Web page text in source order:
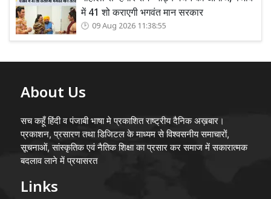
में 41 शो कराएगी भगवंत मान सरकार
09 Aug 2026 11:38:55
About Us
सच कहूँ हिंदी व पंजाबी भाषा मे प्रकाशित राष्ट्रीय दैनिक अख़बार।
प्रकाशन, प्रसारण तथा डिजिटल के माध्यम से विश्वसनीय समाचारों,
सूचनाओं, सांस्कृतिक एवं नैतिक शिक्षा का प्रसार कर समाज में सकारात्मक
बदलाव लाने में प्रयासरत
Links